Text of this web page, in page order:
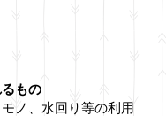
もの
ノ、水回り等の利用